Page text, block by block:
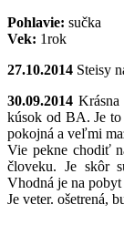
Pohlavie: sučka
Vek: 1rok
27.10.2014 Steisy
30.09.2014 Krásna
kúsok od BA. Je
pokojná a veľmi
Vie pekne chodiť
človeku. Je skôr
Vhodná je na
Je veter. ošetrená,